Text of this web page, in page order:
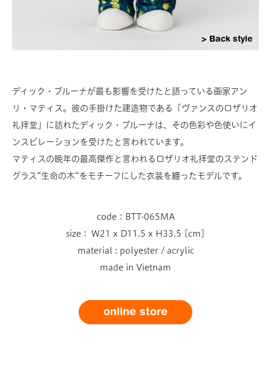
Back style
ディック・ブルーナが最も影響を受けたと語っている画家アン
リ・マティス。彼の手掛けた建造物である「ヴァンスのロザリオ
礼拝堂」に訪れたディック・ブルーナは、その色彩や色使いにイ
ンスピレーションを受けたと言われています。
マティスの晩年の最高傑作と言われるロザリオ礼拝堂のステンド
グラス“生命の木“をモチーフにした衣装を纏ったモデルです。
code：BTT-065MA
size： W21 x D11.5 x H33.5 [cm]
material : polyester / acrylic
made in Vietnam
online store